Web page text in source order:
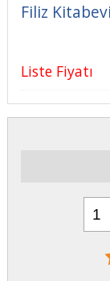
Filiz Kitabevi
Liste Fiyatı